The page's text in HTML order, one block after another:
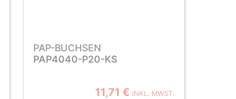
PAP-BUCHSEN
PAP4040-P20-KS
11,71 € INKL. MWST.